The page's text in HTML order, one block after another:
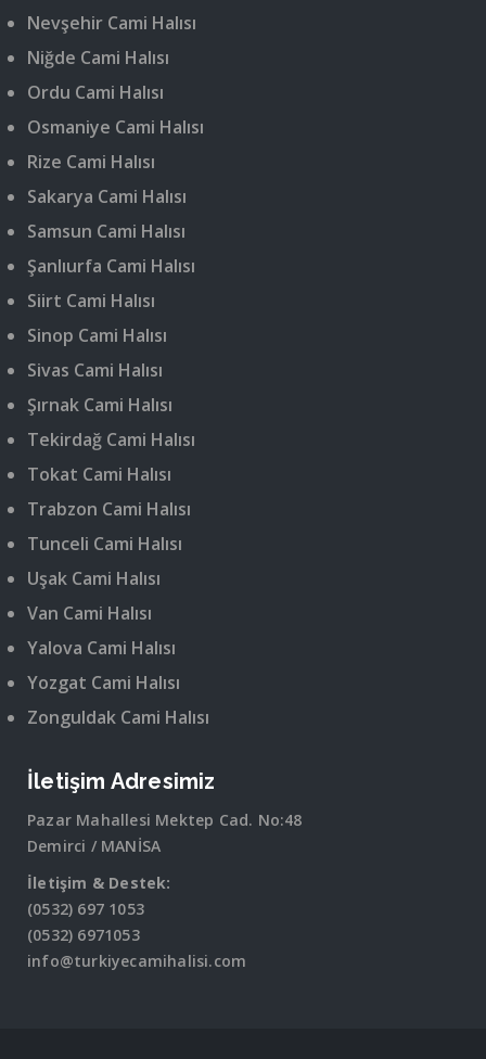
Nevşehir Cami Halısı
Niğde Cami Halısı
Ordu Cami Halısı
Osmaniye Cami Halısı
Rize Cami Halısı
Sakarya Cami Halısı
Samsun Cami Halısı
Şanlıurfa Cami Halısı
Siirt Cami Halısı
Sinop Cami Halısı
Sivas Cami Halısı
Şırnak Cami Halısı
Tekirdağ Cami Halısı
Tokat Cami Halısı
Trabzon Cami Halısı
Tunceli Cami Halısı
Uşak Cami Halısı
Van Cami Halısı
Yalova Cami Halısı
Yozgat Cami Halısı
Zonguldak Cami Halısı
İletişim Adresimiz
Pazar Mahallesi Mektep Cad. No:48
Demirci / MANİSA
İletişim & Destek:
(0532) 697 1053
(0532) 6971053
info@turkiyecamihalisi.com